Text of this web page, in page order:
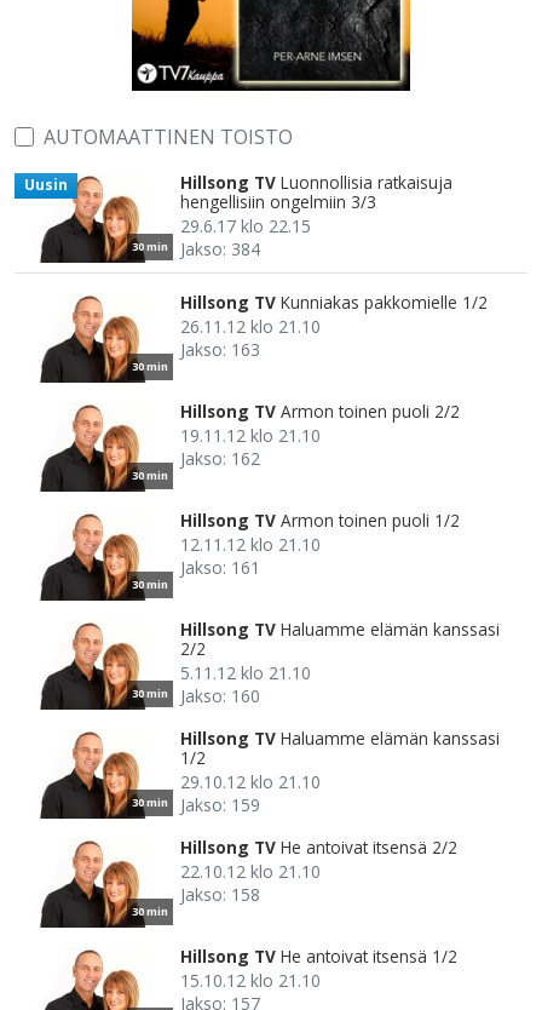
AUTOMAATTINEN TOISTO
30 min
Uusin Hillsong TV Luonnollisia ratkaisuja
hengellisiin ongelmiin 3/3
29.6.17 klo 22.15
Jakso: 384
30 min
Hillsong TV Kunniakas pakkomielle 1/2
26.11.12 klo 21.10
Jakso: 163
30 min
Hillsong TV Armon toinen puoli 2/2
19.11.12 klo 21.10
Jakso: 162
30 min
Hillsong TV Armon toinen puoli 1/2
12.11.12 klo 21.10
Jakso: 161
30 min
Hillsong TV Haluamme elämän kanssasi
2/2
5.11.12 klo 21.10
Jakso: 160
30 min
Hillsong TV Haluamme elämän kanssasi
1/2
29.10.12 klo 21.10
Jakso: 159
30 min
Hillsong TV He antoivat itsensä 2/2
22.10.12 klo 21.10
Jakso: 158
Hillsong TV He antoivat itsensä 1/2
15.10.12 klo 21.10
Jakso: 157